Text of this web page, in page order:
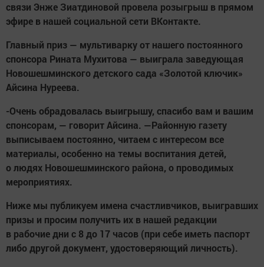
связи Энже Зиатдиновой провела розыгрыш в прямом
эфире в нашей социальной сети ВКонтакте.
Главный приз — мультиварку от нашего постоянного
спонсора Рината Мухитова — выиграла заведующая
Новошешминского детского сада «Золотой ключик»
Айсина Нуреева.
-Очень обрадовалась выигрышу, спасибо вам и вашим
спонсорам, — говорит Айсина. —Районную газету
выписываем постоянно, читаем с интересом все
материалы, особенно на темы воспитания детей,
о людях Новошешминского района, о проводимых
мероприятиях.
Ниже мы публикуем имена счастливчиков, выигравших
призы и просим получить их в нашей редакции
в рабочие дни с 8 до 17 часов (при себе иметь паспорт
либо другой документ, удостоверяющий личность).